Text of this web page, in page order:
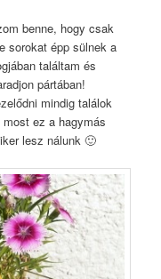
benne, hogy csak
sorokat épp sülnek a
találtam és
pártában!
mindig találok
ez a hagymás
lesz nálunk 🙂